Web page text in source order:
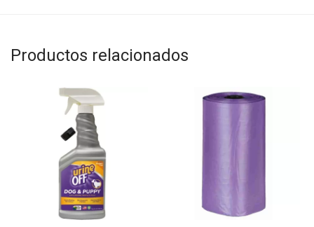
Productos relacionados